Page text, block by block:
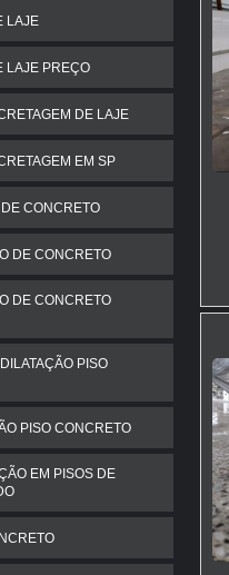
LAJE
LAJE PREÇO
DE LAJE
EM SP
CONCRETO
DE CONCRETO
DE CONCRETO
PISO
PISO CONCRETO
EM PISOS DE